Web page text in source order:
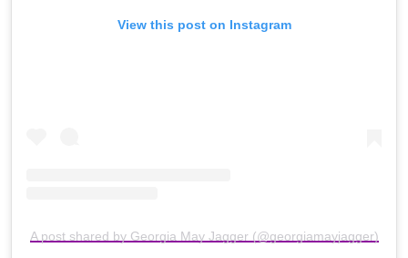
View this post on Instagram
A post shared by Georgia May Jagger (@georgiamayjagger)